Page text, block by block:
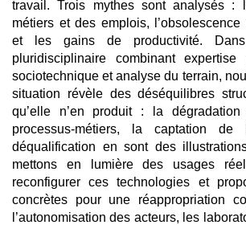
travail. Trois mythes sont analysés :
métiers et des emplois,
et les gains de productivité.
pluridisciplinaire combinant
sociotechnique et analyse du terrain,
situation révèle des déséquilibres
qu’elle n’en produit : la
processus-métiers, la captation
déqualification en sont des
mettons en lumière des usages
reconfigurer ces technologies et
concrètes pour une réappropriation
l’autonomisation des acteurs, les